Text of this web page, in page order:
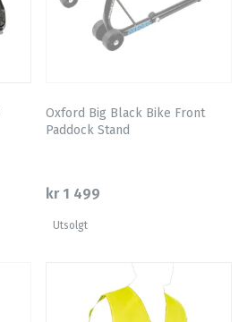
Oxford Big Black Bike Front
Paddock Stand
kr 1 499
Utsolgt